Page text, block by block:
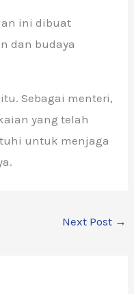
ini dibuat
dan budaya
Sebagai menteri,
yang telah
untuk menjaga
Next Post →